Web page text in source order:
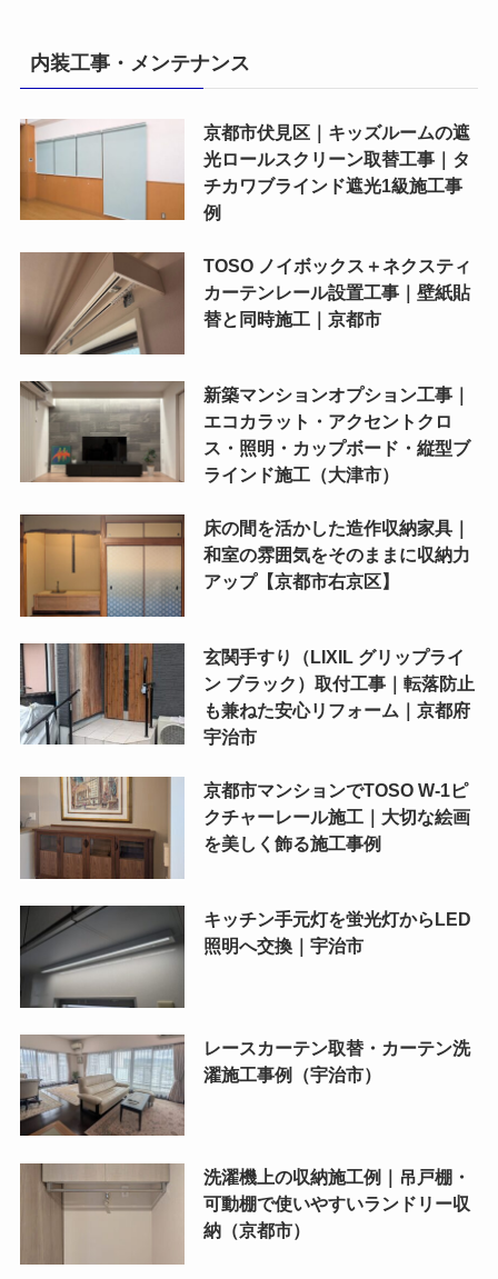
内装工事・メンテナンス
京都市伏見区｜キッズルームの遮
光ロールスクリーン取替工事｜タ
チカワブラインド遮光1級施工事
例
TOSO ノイボックス＋ネクスティ
カーテンレール設置工事｜壁紙貼
替と同時施工｜京都市
新築マンションオプション工事｜
エコカラット・アクセントクロ
ス・照明・カップボード・縦型ブ
ラインド施工（大津市）
床の間を活かした造作収納家具｜
和室の雰囲気をそのままに収納力
アップ【京都市右京区】
玄関手すり（LIXIL グリップライ
ン ブラック）取付工事｜転落防止
も兼ねた安心リフォーム｜京都府
宇治市
京都市マンションでTOSO W-1ピ
クチャーレール施工｜大切な絵画
を美しく飾る施工事例
キッチン手元灯を蛍光灯からLED
照明へ交換｜宇治市
レースカーテン取替・カーテン洗
濯施工事例（宇治市）
洗濯機上の収納施工例｜吊戸棚・
可動棚で使いやすいランドリー収
納（京都市）